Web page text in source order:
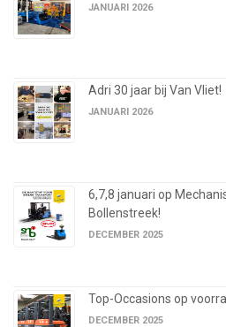
JANUARI 2026
Adri 30 jaar bij Van Vliet!
JANUARI 2026
6,7,8 januari op
Bollenstreek!
DECEMBER 2025
Top-Occasions op
DECEMBER 2025